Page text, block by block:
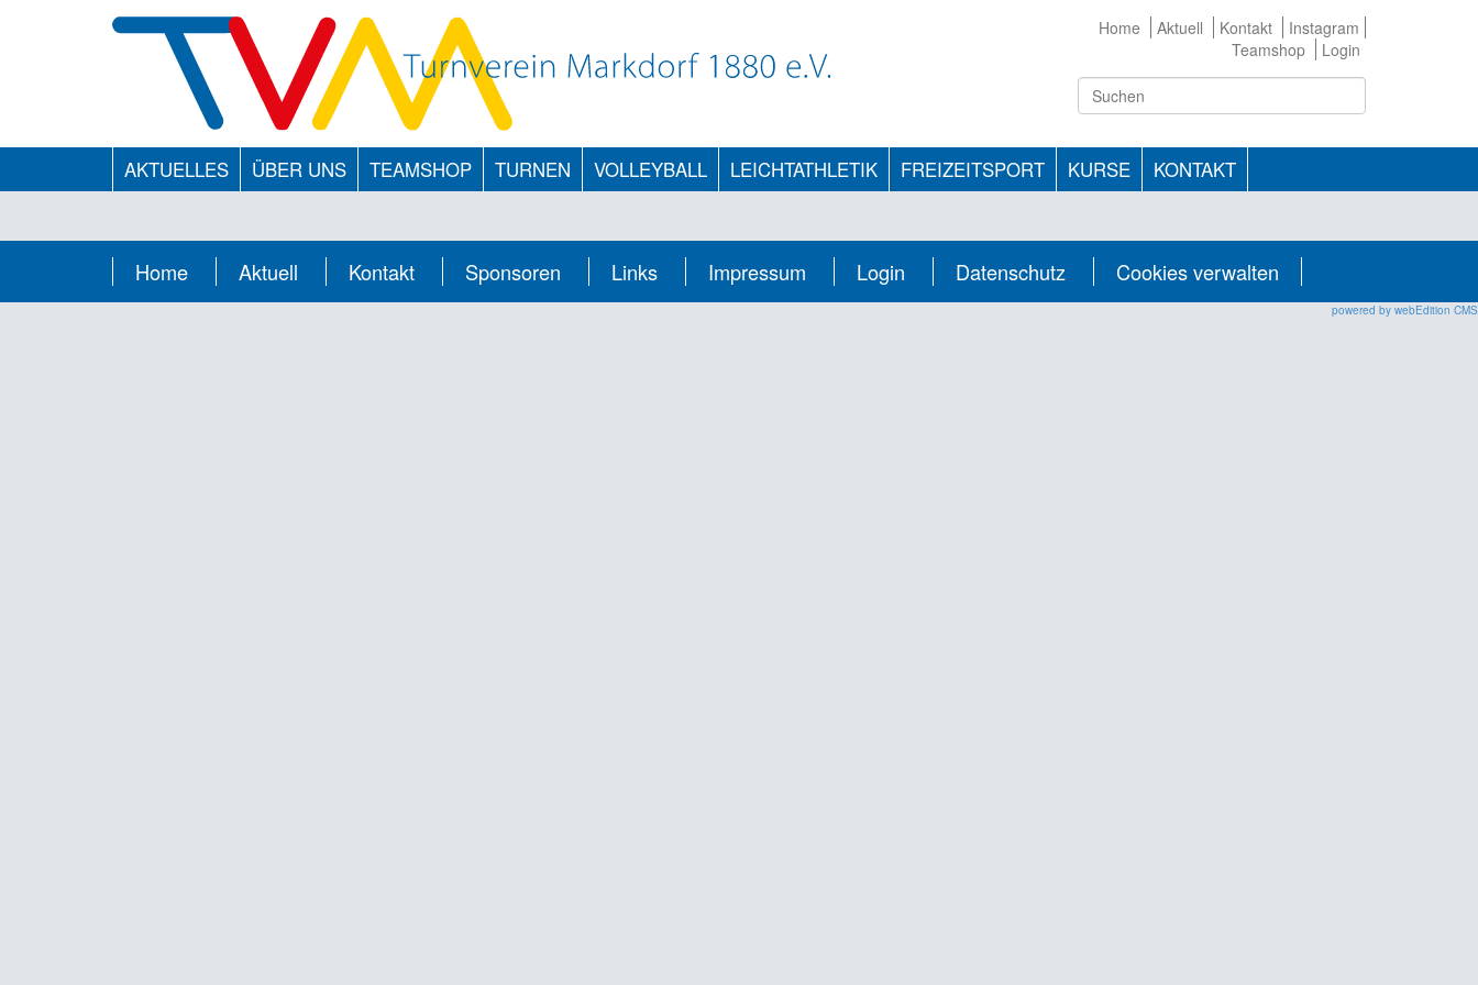
Home Aktuell Kontakt
Instagram
Teamshop
Login
AKTUELLES ÜBER UNS TEAMSHOP TURNEN VOLLEYBALL LEICHTATHLETIK FREIZEITSPORT KURSE KONTAKT
Home Aktuell Kontakt Sponsoren Links Impressum Login Datenschutz Cookies verwalten
powered by webEdition CMS